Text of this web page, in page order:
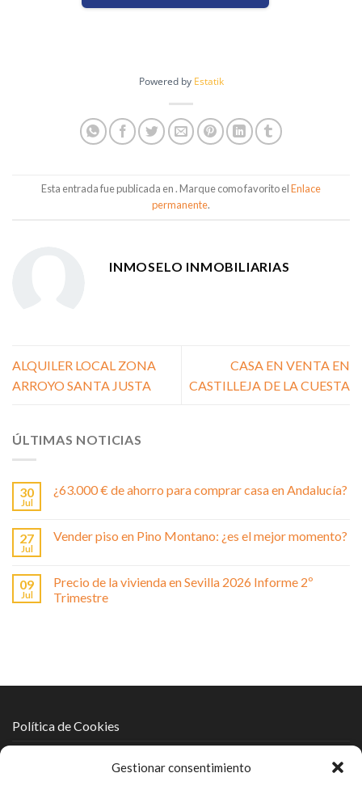
Gestionar consentimiento
Powered by Estatik
Esta entrada fue publicada en . Marque como favorito elEnlace
permanente.
INMOSELO INMOBILIARIAS
ALQUILER LOCAL ZONA
ARROYO SANTA JUSTA
CASA EN VENTA EN
CASTILLEJA DE LA CUESTA
ÚLTIMAS NOTICIAS
30
Jul
¿63.000 € de ahorro para comprar casa en Andalucía?
27
Jul
Vender piso en Pino Montano: ¿es el mejor momento?
09
Jul
Precio de la vivienda en Sevilla 2026 Informe 2º
Trimestre
Política de Cookies